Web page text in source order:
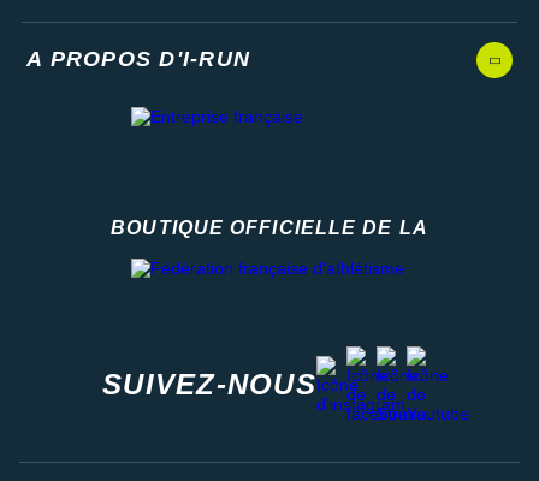
A PROPOS D'I-RUN
BOUTIQUE OFFICIELLE DE LA
SUIVEZ-NOUS
instagram
facebook
stravayoutube